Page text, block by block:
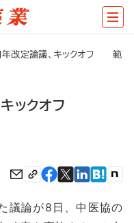
年改定論議、キックオフ 範
ックオフ
議論が8日、中医協の